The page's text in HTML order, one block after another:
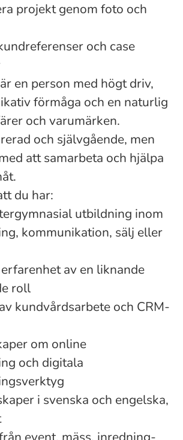
projekt genom foto och
och case
en person med högt driv,
förmåga och en naturlig
och varumärken.
och självgående, men
att samarbeta och hjälpa
du har:
utbildning inom
kommunikation, sälj eller
av en liknande
roll
kundvårdsarbete och CRM-
om online
och digitala
i svenska och engelska,